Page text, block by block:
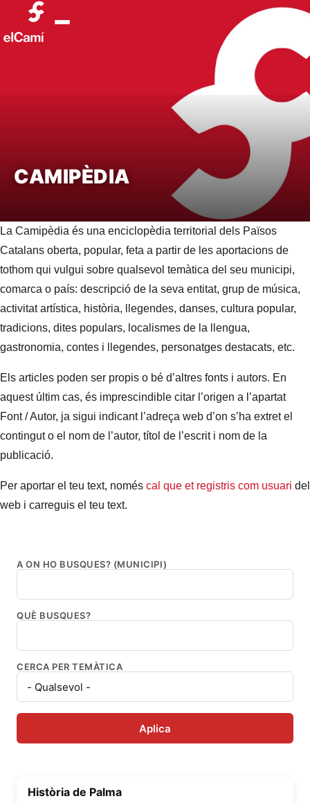
CAMIPÈDIA
La Camipèdia és una enciclopèdia territorial dels Països
Catalans oberta, popular, feta a partir de les aportacions de
tothom qui vulgui sobre qualsevol temàtica del seu municipi,
comarca o país: descripció de la seva entitat, grup de música,
activitat artística, història, llegendes, danses, cultura popular,
tradicions, dites populars, localismes de la llengua,
gastronomia, contes i llegendes, personatges destacats, etc.
Els articles poden ser propis o bé d’altres fonts i autors. En
aquest últim cas, és imprescindible citar l’origen a l’apartat
Font / Autor, ja sigui indicant l’adreça web d’on s’ha extret el
contingut o el nom de l’autor, títol de l’escrit i nom de la
publicació.
Per aportar el teu text, només cal que et registris com usuari del
web i carreguis el teu text.
A ON HO BUSQUES? (MUNICIPI)
QUÈ BUSQUES?
CERCA PER TEMÀTICA
Història de Palma